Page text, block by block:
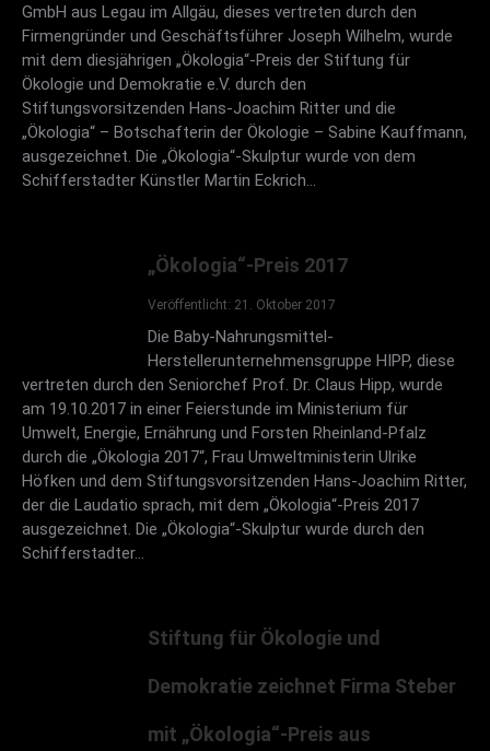
Goldener Baum 2008
Am 19.11.2008 verlieh der Stiftungsvorsitzende
Hans-Joachim Ritter im Rahmen der
Jahreshauptversammlung des Ökosozialen Forums
der Steiermark im Schloss St. Martin in Graz den
Umweltpreis „Goldener Baum“ an den ehem.
Vizekanzler der Republik Österreich, Herrn Dipl.-Ing.
Dr. h.c. Josef Riegler, wegen dessen Verdienste um
die Ökologisch-Soziale Marktwirtschaft.
GmbH aus Legau im Allgäu, dieses vertreten durch den
Firmengründer und Geschäftsführer Joseph Wilhelm, wurde
mit dem diesjährigen „Ökologia“-Preis der Stiftung für
Ökologie und Demokratie e.V. durch den
Stiftungsvorsitzenden Hans-Joachim Ritter und die
„Ökologia“ – Botschafterin der Ökologie – Sabine Kauffmann,
ausgezeichnet. Die „Ökologia“-Skulptur wurde von dem
Schifferstadter Künstler Martin Eckrich…
„Ökologia“-Preis 2017
Veröffentlicht: 21. Oktober 2017
Die Baby-Nahrungsmittel-
Herstellerunternehmensgruppe HIPP, diese
vertreten durch den Seniorchef Prof. Dr. Claus Hipp, wurde
am 19.10.2017 in einer Feierstunde im Ministerium für
Umwelt, Energie, Ernährung und Forsten Rheinland-Pfalz
durch die „Ökologia 2017“, Frau Umweltministerin Ulrike
Höfken und dem Stiftungsvorsitzenden Hans-Joachim Ritter,
der die Laudatio sprach, mit dem „Ökologia“-Preis 2017
ausgezeichnet. Die „Ökologia“-Skulptur wurde durch den
Schifferstadter…
Stiftung für Ökologie und
Demokratie zeichnet Firma Steber
mit „Ökologia“-Preis aus